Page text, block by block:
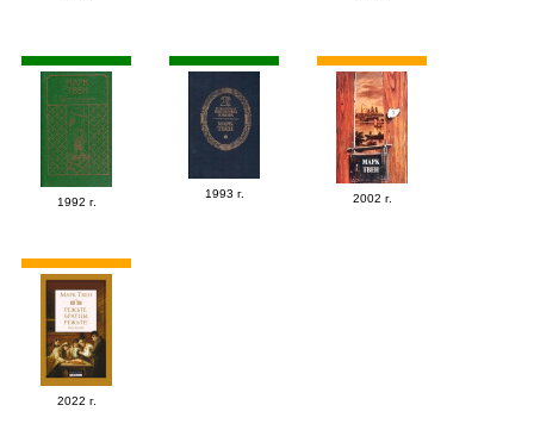
1992 г.
1993 г. 2002 г.
2022 г.